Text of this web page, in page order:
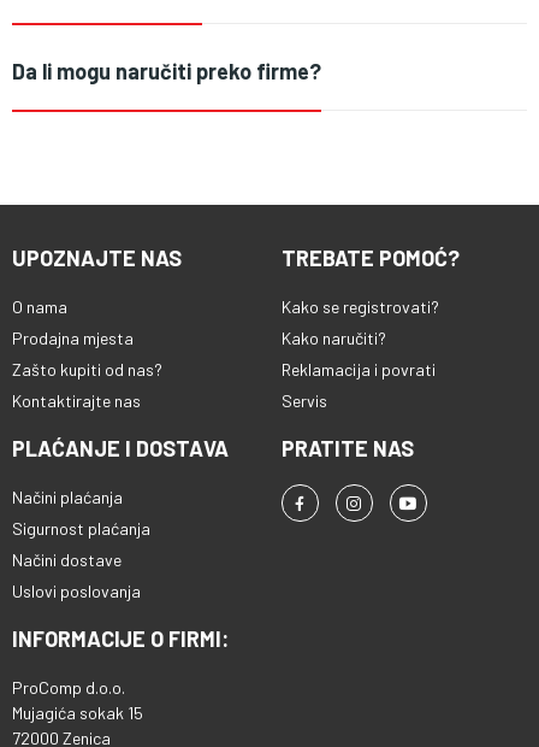
Da li mogu naručiti preko firme?
UPOZNAJTE NAS
O nama
Prodajna mjesta
Zašto kupiti od nas?
Kontaktirajte nas
TREBATE POMOĆ?
Kako se registrovati?
Kako naručiti?
Reklamacija i povrati
Servis
PLAĆANJE I DOSTAVA
Načini plaćanja
Sigurnost plaćanja
Načini dostave
Uslovi poslovanja
PRATITE NAS
INFORMACIJE O FIRMI:
ProComp d.o.o.
Mujagića sokak 15
72000 Zenica